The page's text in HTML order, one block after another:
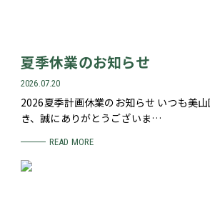
夏季休業のお知らせ
2026.07.20
2026夏季計画休業のお知らせ いつも美
き、誠にありがとうございま…
READ MORE